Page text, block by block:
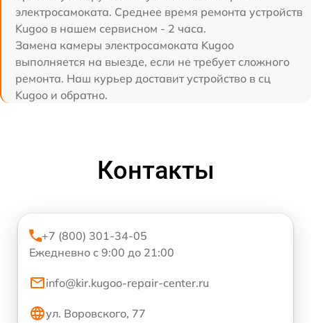
электросамоката. Среднее время ремонта устройств
Kugoo в нашем сервисном - 2 часа.
Замена камеры электросамоката Kugoo
выполняется на выезде, если не требует сложного
ремонта. Наш курьер доставит устройство в сц
Kugoo и обратно.
Контакты
+7 (800) 301-34-05
Ежедневно с 9:00 до 21:00
info@kir.kugoo-repair-center.ru
ул. Воровского, 77